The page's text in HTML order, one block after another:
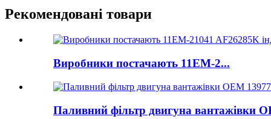
Рекомендовані товари
Виробники постачають 11ЕМ-2...
Паливний фільтр двигуна вантажівки